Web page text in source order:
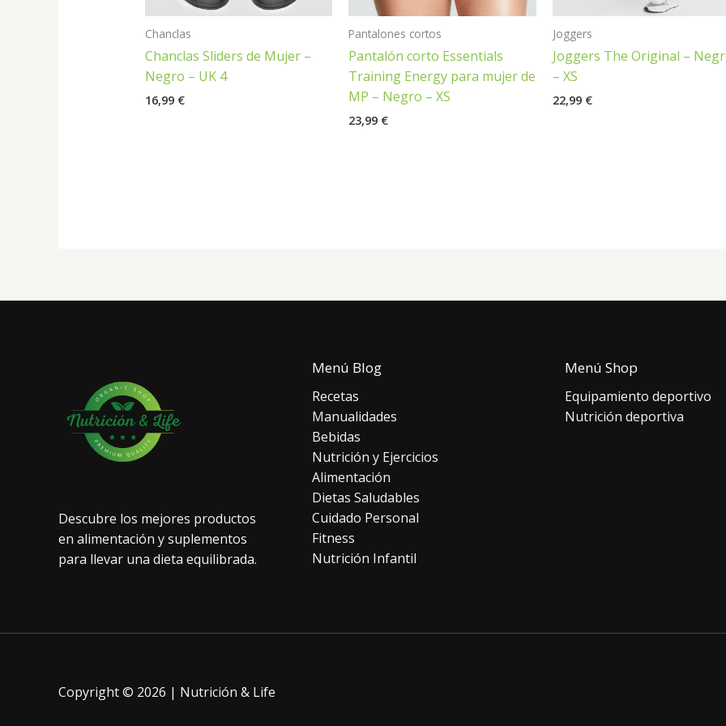
Chanclas
Chanclas Sliders de Mujer –
Negro – UK 4
16,99 €
Pantalones cortos
Pantalón corto Essentials
Training Energy para mujer de
MP – Negro – XS
23,99 €
Joggers
Joggers The Original –
– XS
22,99 €
Descubre los mejores productos
en alimentación y suplementos
para llevar una dieta equilibrada.
Menú Blog
Recetas
Manualidades
Bebidas
Nutrición y Ejercicios
Alimentación
Dietas Saludables
Cuidado Personal
Fitness
Nutrición Infantil
Menú Shop
Equipamiento deportivo
Nutrición deportiva
Copyright © 2026 | Nutrición & Life